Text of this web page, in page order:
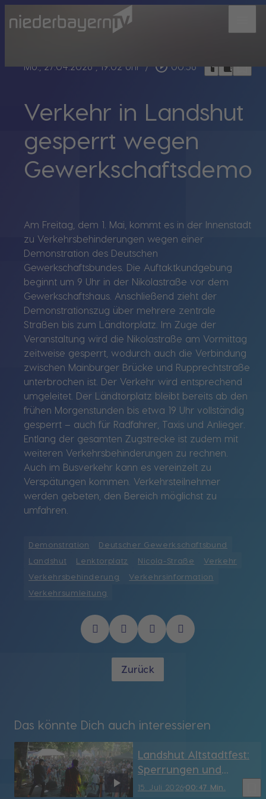
Mo., 27.04.2026, 19:02 Uhr / play_circle_outline 00:56 headphoneschrome_reader_modebookmark_border
Verkehr in Landshut
gesperrt wegen
Gewerkschaftsdemo
Am Freitag, dem 1. Mai, kommt es in der Innenstadt
zu Verkehrsbehinderungen wegen einer
Demonstration des Deutschen
Gewerkschaftsbundes. Die Auftaktkundgebung
beginnt um 9 Uhr in der Nikolastraße vor dem
Gewerkschaftshaus. Anschließend zieht der
Demonstrationszug über mehrere zentrale
Straßen bis zum Ländtorplatz. Im Zuge der
Veranstaltung wird die Nikolastraße am Vormittag
zeitweise gesperrt, wodurch auch die Verbindung
zwischen Mainburger Brücke und Rupprechtstraße
unterbrochen ist. Der Verkehr wird entsprechend
umgeleitet. Der Ländtorplatz bleibt bereits ab den
frühen Morgenstunden bis etwa 19 Uhr vollständig
gesperrt – auch für Radfahrer, Taxis und Anlieger.
Entlang der gesamten Zugstrecke ist zudem mit
weiteren Verkehrsbehinderungen zu rechnen.
Auch im Busverkehr kann es vereinzelt zu
Verspätungen kommen. Verkehrsteilnehmer
werden gebeten, den Bereich möglichst zu
umfahren.
Demonstration
Deutscher Gewerkschaftsbund
Landshut
Lenktorplatz Nicola-Straße
Verkehr
Verkehrsbehinderung
Verkehrsinformation
Verkehrsumleitung
Zurück
Das könnte Dich auch interessieren
15. Juli 202600:47 Min.
Landshut Altstadtfest:
Sperrungen und
Umleitungen